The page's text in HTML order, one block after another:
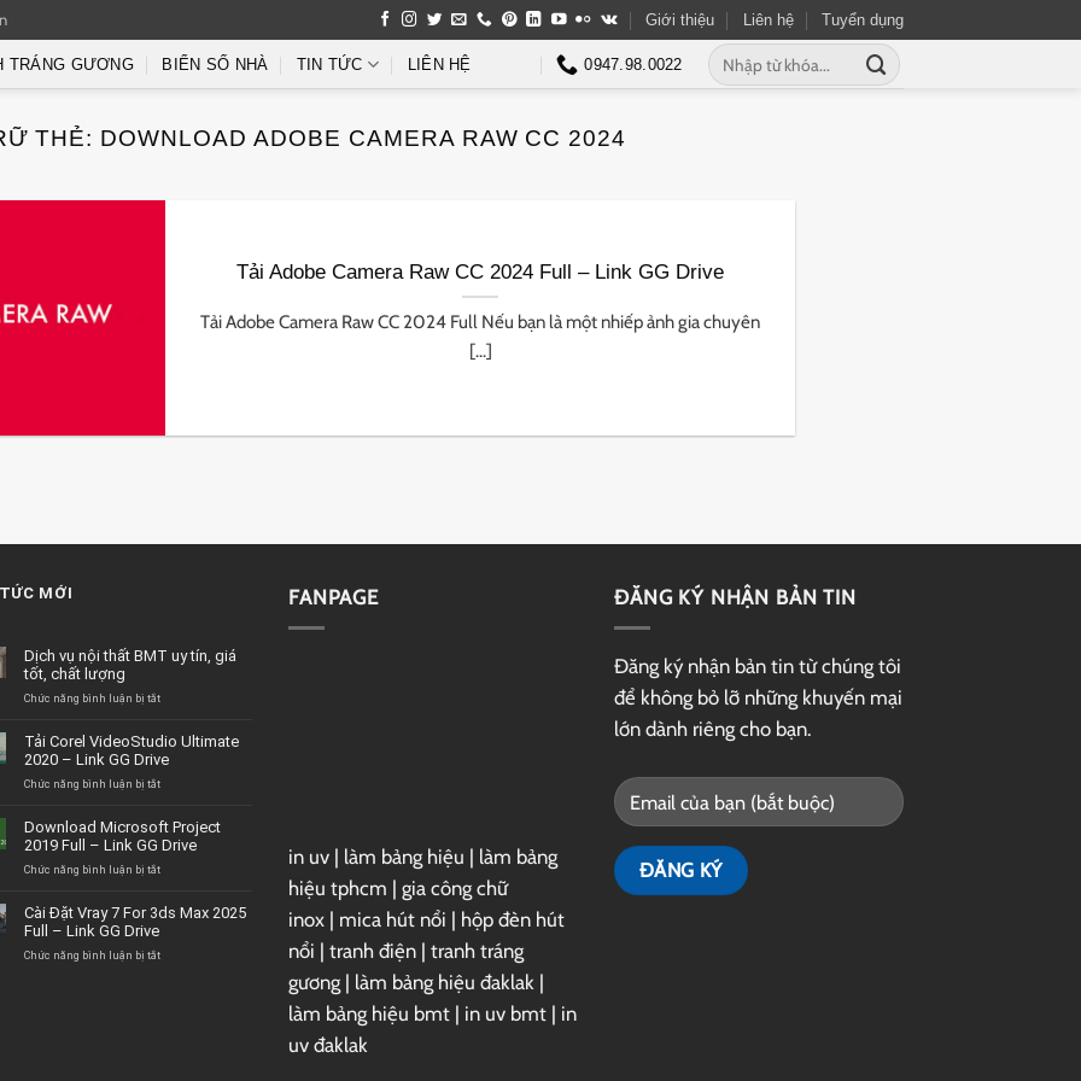
Giới thiệu Liên hệ Tuyển dụng
TRÁNG GƯƠNG BIỂN SỐ NHÀ TIN TỨC LIÊN HỆ 0947.98.0022
Tìm
kiếm:
THẺ: DOWNLOAD ADOBE CAMERA RAW CC 2024
Tải Adobe Camera Raw CC 2024 Full – Link GG Drive
Tải Adobe Camera Raw CC 2024 Full Nếu bạn là một nhiếp ảnh gia chuyên
[...]
MỚI
Dịch vụ nội thất BMT uy tín, giá
tốt, chất lượng
Chức năng bình luận bị tắtở
nội
thất
BMT
giá
tốt,
chất
Tải Corel VideoStudio Ultimate
2020 – Link GG Drive
Chức năng bình luận bị tắtở
VideoStudio
Ultimate
2020
GG
Download Microsoft Project
2019 Full – Link GG Drive
Chức năng bình luận bị tắtở
Project
Full
Cài Đặt Vray 7 For 3ds Max 2025
Full – Link GG Drive
Chức năng bình luận bị tắtở
FANPAGE
in uv | làm bảng hiệu | làm bảng
hiệu tphcm | gia công chữ
inox | mica hút nổi | hộp đèn hút
nổi | tranh điện | tranh tráng
gương | làm bảng hiệu đaklak |
làm bảng hiệu bmt | in uv bmt | in
uv đaklak
ĐĂNG KÝ NHẬN BẢN TIN
Đăng ký nhận bản tin từ chúng tôi
để không bỏ lỡ những khuyến mại
lớn dành riêng cho bạn.